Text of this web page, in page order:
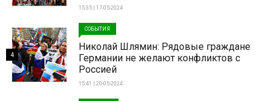
15:35 | 17-05-2024
СОБЫТИЯ
Николай Шлямин: Рядовые граждане
Германии не желают конфликтов с
Россией
15:41 | 20-05-2024
4